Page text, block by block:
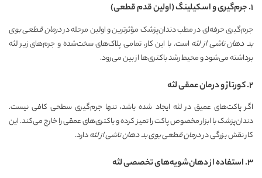
۱. جرم‌گیری و اسکیلینگ (اولین قدم قطعی)
جرم‌گیری حرفه‌ای در مطب دندان‌پزشک مؤثرترین و اولین مرحله دردرمان قطعی بوی
بد دهان ناشی از لثه است. با این کار، تمامی پلاک‌های سخت‌شده و جرم‌های زیر لثه
برداشته می‌شود و محیط رشد باکتری‌ها از بین می‌رود.
۲. کورتاژ و درمان عمقی لثه
اگر پاکت‌های عمیق در لثه ایجاد شده باشد، تنها جرم‌گیری سطحی کافی نیست.
دندان‌پزشک با ابزار مخصوص پاکت را تمیز کرده و باکتری‌های عمقی را خارج می‌کند. این
کار نقش بزرگی دردرمان قطعی بوی بد دهان ناشی از لثهدارد.
۳. استفاده از دهان‌شویه‌های تخصصی لثه